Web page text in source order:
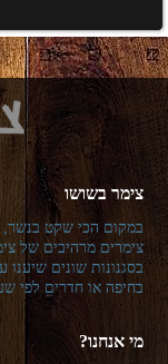
צימר בשושו
במקום הכי שקט בנשר,
צימרים מרהיבים של
בסגנונות שונים
בחיפה או חדרים לפי
מי אנחנו?